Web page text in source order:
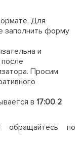
Для
заполнить форму
и
Просим
в 17:00 2
обращайтесь по